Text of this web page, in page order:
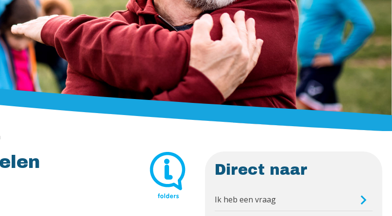
Direct naar
Ik heb een vraag